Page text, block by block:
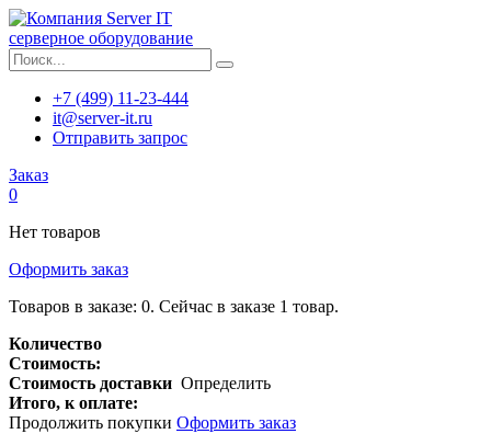
серверное оборудование
+7 (499) 11-23-444
it@server-it.ru
Отправить запрос
Заказ
0
Нет товаров
Оформить заказ
Товаров в заказе: 0. Сейчас в заказе 1 товар.
Количество
Стоимость:
Стоимость доставки Определить
Итого, к оплате:
Продолжить покупки Оформить заказ